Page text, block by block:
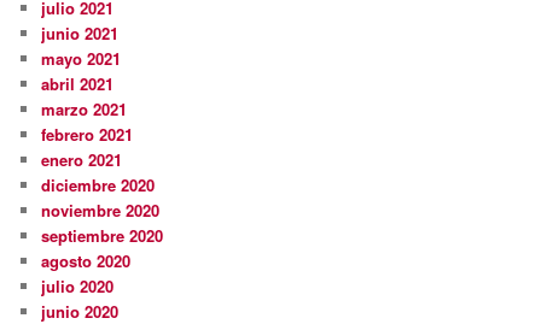
julio 2021
junio 2021
mayo 2021
abril 2021
marzo 2021
febrero 2021
enero 2021
diciembre 2020
noviembre 2020
septiembre 2020
agosto 2020
julio 2020
junio 2020